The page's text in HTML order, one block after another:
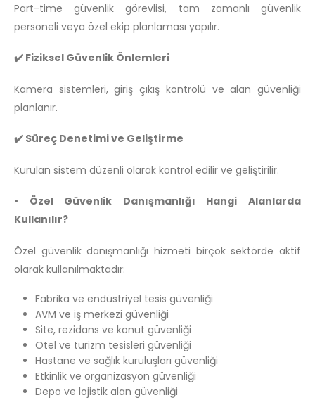
Part-time güvenlik görevlisi, tam zamanlı güvenlik
personeli veya özel ekip planlaması yapılır.
✔️ Fiziksel Güvenlik Önlemleri
Kamera sistemleri, giriş çıkış kontrolü ve alan güvenliği
planlanır.
✔️ Süreç Denetimi ve Geliştirme
Kurulan sistem düzenli olarak kontrol edilir ve geliştirilir.
• Özel Güvenlik Danışmanlığı Hangi Alanlarda
Kullanılır?
Özel güvenlik danışmanlığı hizmeti birçok sektörde aktif
olarak kullanılmaktadır:
Fabrika ve endüstriyel tesis güvenliği
AVM ve iş merkezi güvenliği
Site, rezidans ve konut güvenliği
Otel ve turizm tesisleri güvenliği
Hastane ve sağlık kuruluşları güvenliği
Etkinlik ve organizasyon güvenliği
Depo ve lojistik alan güvenliği